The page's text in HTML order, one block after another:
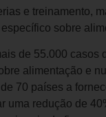
e treinamento,
sobre
de 55.000
alimentação e
70 países a
uma redução de